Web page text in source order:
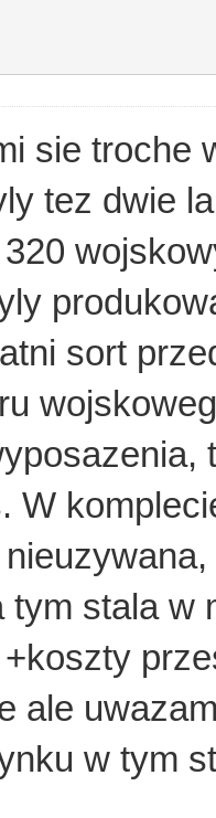
sie troche
tez dwie
sort
W
tym stala w
ale
w tym